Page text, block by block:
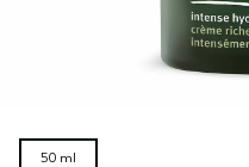
50 ml